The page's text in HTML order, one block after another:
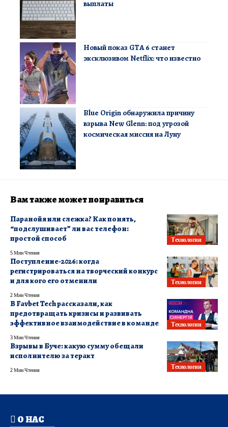
выплаты
Новый показ GTA 6 станет
эксклюзивом Netflix: что известно
Blue Origin обнаружила причину
взрыва New Glenn: под угрозой
космическая миссия на Луну
Вам также может понравиться
Технологии
Паранойя или слежка? Как понять,
“подслушивает” ли вас телефон:
простой способ
5 Мин Чтения
Технологии
Поступление-2026: когда
регистрироваться на творческий конкурс
и для кого его отменили
2 Мин Чтения
Технологии
В Favbet Tech рассказали, как
предотвращать кризисы и развивать
эффективное взаимодействие в команде
3 Мин Чтения
Технологии
Взрывы в Буче: какую сумму обещали
исполнителю за теракт
2 Мин Чтения
О НАС